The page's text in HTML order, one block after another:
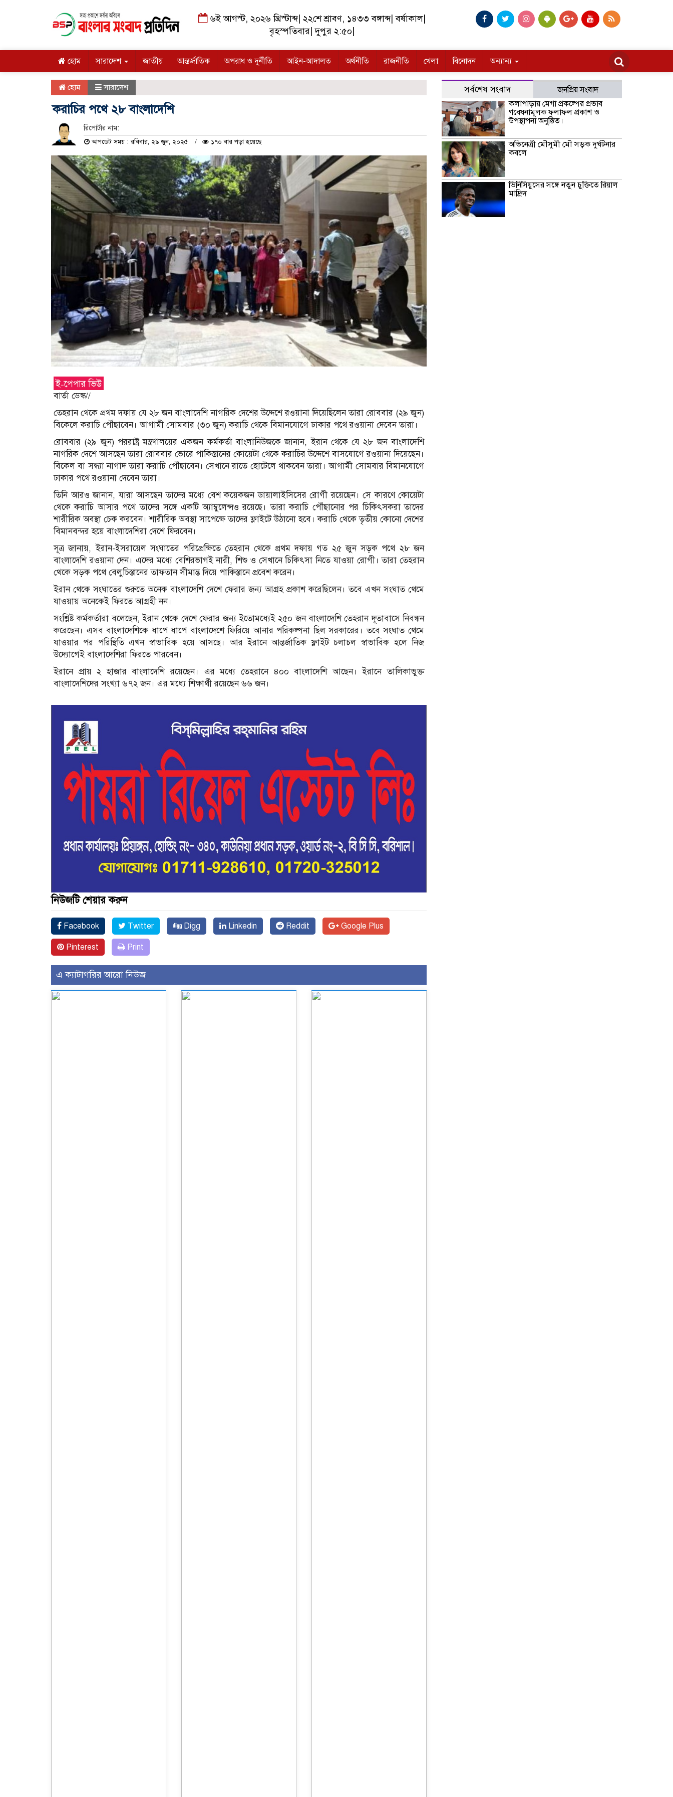
৬ই আগস্ট, ২০২৬ খ্রিস্টাব্দ|২২শে শ্রাবণ, ১৪৩৩ বঙ্গাব্দ|বর্ষাকাল|
বৃহস্পতিবার |দুপুর ২:৫০
হোম সারাদেশ জাতীয় আন্তর্জাতিক অপরাধ ও দুর্নীতি আইন-আদালত অর্থনীতি রাজনীতি খেলা বিনোদন অন্যান্য
হোম সারাদেশ
করাচির পথে ২৮ বাংলাদেশি
রিপোর্টার নাম:
আপডেট সময় : রবিবার, ২৯ জুন, ২০২৫ ১৭০ বার পড়া হয়েছে
বার্তা ডেস্ক//
তেহরান থেকে প্রথম দফায় যে ২৮ জন বাংলাদেশি নাগরিক দেশের উদ্দেশে রওয়ানা দিয়েছিলেন তারা রোববার (২৯ জুন)
বিকেলে করাচি পৌঁছাবেন। আগামী সোমবার (৩০ জুন) করাচি থেকে বিমানযোগে ঢাকার পথে রওয়ানা দেবেন তারা।
রোববার (২৯ জুন) পররাষ্ট্র মন্ত্রণালয়ের একজন কর্মকর্তা বাংলানিউজকে জানান, ইরান থেকে যে ২৮ জন বাংলাদেশি
নাগরিক দেশে আসছেন তারা রোববার ভোরে পাকিস্তানের কোয়েটা থেকে করাচির উদ্দেশে বাসযোগে রওয়ানা দিয়েছেন।
বিকেল বা সন্ধ্যা নাগাদ তারা করাচি পৌঁছাবেন। সেখানে রাতে হোটেলে থাকবেন তারা। আগামী সোমবার বিমানযোগে
ঢাকার পথে রওয়ানা দেবেন তারা।
তিনি আরও জানান, যারা আসছেন তাদের মধ্যে বেশ কয়েকজন ডায়ালাইসিসের রোগী রয়েছেন। সে কারণে কোয়েটা
থেকে করাচি আসার পথে তাদের সঙ্গে একটি অ্যাম্বুলেন্সও রয়েছে। তারা করাচি পৌঁছানোর পর চিকিৎসকরা তাদের
শারীরিক অবস্থা চেক করবেন। শারীরিক অবস্থা সাপেক্ষে তাদের ফ্লাইটে উঠানো হবে। করাচি থেকে তৃতীয় কোনো দেশের
বিমানবন্দর হয়ে বাংলাদেশিরা দেশে ফিরবেন।
সূত্র জানায়, ইরান-ইসরায়েল সংঘাতের পরিপ্রেক্ষিতে তেহরান থেকে প্রথম দফায় গত ২৫ জুন সড়ক পথে ২৮ জন
বাংলাদেশি রওয়ানা দেন। এদের মধ্যে বেশিরভাগই নারী, শিশু ও সেখানে চিকিৎসা নিতে যাওয়া রোগী। তারা তেহরান
থেকে সড়ক পথে বেলুচিস্তানের তাফতান সীমান্ত দিয়ে পাকিস্তানে প্রবেশ করেন।
ইরান থেকে সংঘাতের শুরুতে অনেক বাংলাদেশি দেশে ফেরার জন্য আগ্রহ প্রকাশ করেছিলেন। তবে এখন সংঘাত থেমে
যাওয়ায় অনেকেই ফিরতে আগ্রহী নন।
সংশ্লিষ্ট কর্মকর্তারা বলেছেন, ইরান থেকে দেশে ফেরার জন্য ইতোমধ্যেই ২৫০ জন বাংলাদেশি তেহরান দূতাবাসে নিবন্ধন
করেছেন। এসব বাংলাদেশিকে ধাপে ধাপে বাংলাদেশে ফিরিয়ে আনার পরিকল্পনা ছিল সরকারের। তবে সংঘাত থেমে
যাওয়ার পর পরিস্থিতি এখন স্বাভাবিক হয়ে আসছে। আর ইরানে আন্তর্জাতিক ফ্লাইট চলাচল স্বাভাবিক হলে নিজ
উদ্যোগেই বাংলাদেশিরা ফিরতে পারবেন।
ইরানে প্রায় ২ হাজার বাংলাদেশি রয়েছেন। এর মধ্যে তেহরানে ৪০০ বাংলাদেশি আছেন। ইরানে তালিকাভুক্ত
বাংলাদেশিদের সংখ্যা ৬৭২ জন। এর মধ্যে শিক্ষার্থী রয়েছেন ৬৬ জন।
নিউজটি শেয়ার করুন
Facebook Twitter Digg Linkedin Reddit Google Plus
Pinterest Print
এ ক্যাটাগরির আরো নিউজ
সর্বশেষ সংবাদ
জনপ্রিয় সংবাদ
কলাপাড়ায় মেগা প্রকল্পের প্রভাব
গবেষনামূলক ফলাফল প্রকাশ ও
উপস্থাপনা অনুষ্ঠিত।
অভিনেত্রী মৌসুমী মৌ সড়ক দুর্ঘটনার
কবলে
ভিনিসিয়ুসের সঙ্গে নতুন চুক্তিতে রিয়াল
মাদ্রিদ